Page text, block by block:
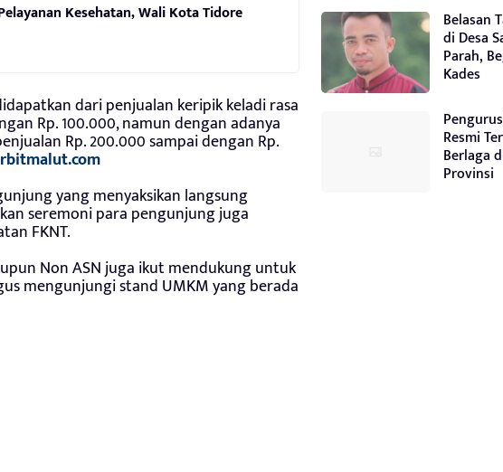
Kesehatan, Wali Kota Tidore
dari penjualan keripik keladi rasa
Rp. 100.000, namun dengan adanya
Rp. 200.000 sampai dengan Rp.
yang menyaksikan langsung
seremoni para pengunjung juga
FKNT.
Non ASN juga ikut mendukung untuk
mengunjungi stand UMKM yang berada
Belasan
di Desa
Parah,
Kades
Resmi
Berlaga
Provinsi